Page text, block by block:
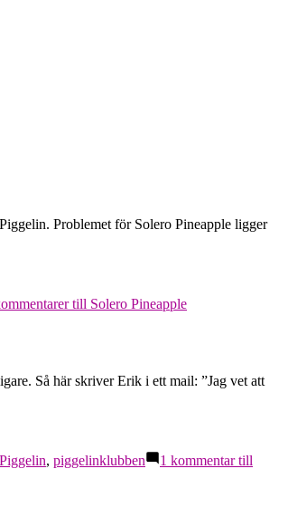
Problemet för Solero Pineapple ligger
till Solero Pineapple
Så här skriver Erik i ett mail: ”Jag vet att
Piggelin, piggelinklubben 1 kommentartill